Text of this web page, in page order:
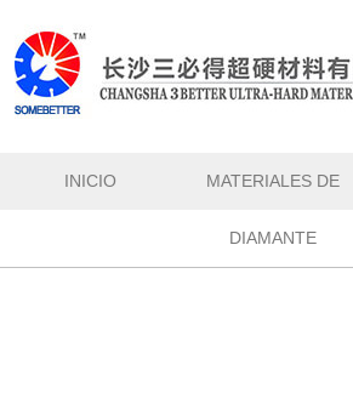
INICIO MATERIALES DE
DIAMANTE